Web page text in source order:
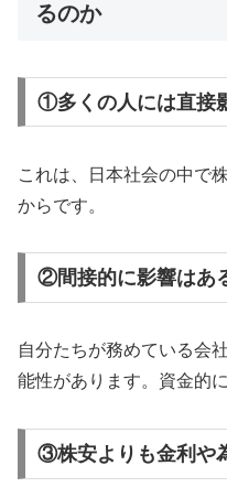
るのか
①多くの人には直接
これは、日本社会の中で
からです。
②間接的に影響はあ
自分たちが務めている会
能性があります。資金的
③株安よりも金利や